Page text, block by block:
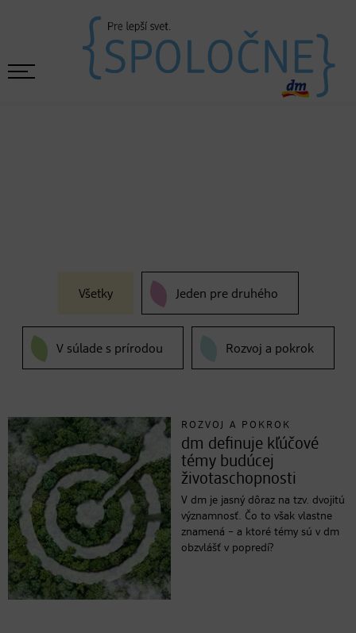
Všetky Jeden pre druhého
V súlade s prírodou Rozvoj a pokrok
ROZVOJ A POKROK
dm definuje kľúčové
témy budúcej
životaschopnosti
V dm je jasný dôraz na tzv. dvojitú
významnosť. Čo to však vlastne
znamená – a ktoré témy sú v dm
obzvlášť v popredí?